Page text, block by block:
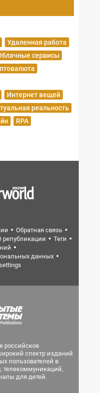
Удаленная работа
сервисы
Интернет вещей
реальность
RPA
Обратная связь
републикации
Теги
данных
российское
спектр изданий
пользователей в
телекоммуникаций,
для детей.